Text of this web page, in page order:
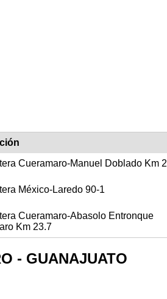
Cueramaro-Manuel Doblado Km 2
México-Laredo 90-1
Cueramaro-Abasolo Entronque
Km 23.7
- GUANAJUATO